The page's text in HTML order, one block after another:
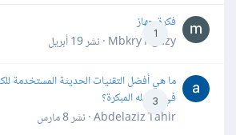
1
فكرة جهاز
Mbkry Hgazy · نشر
19 أبريل
3
ما هي أفضل التقنيات الحديثة المستخدمة
في مراحله المبكرة؟
Abdelaziz Tahir · نشر
8 مارس